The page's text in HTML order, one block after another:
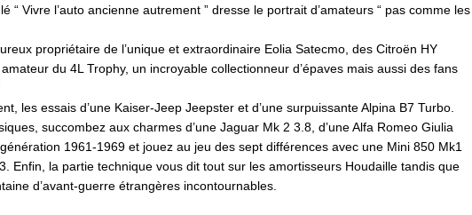
“ Vivre l’auto ancienne autrement ” dresse le portrait d’amateurs “ pas comme les
propriétaire de l’unique et extraordinaire Eolia Satecmo, des Citroën HY
du 4L Trophy, un incroyable collectionneur d’épaves mais aussi des fans
les essais d’une Kaiser-Jeep Jeepster et d’une surpuissante Alpina B7 Turbo.
succombez aux charmes d’une Jaguar Mk 2 3.8, d’une Alfa Romeo Giulia
1961-1969 et jouez au jeu des sept différences avec une Mini 850 Mk1
Enfin, la partie technique vous dit tout sur les amortisseurs Houdaille tandis que
d’avant-guerre étrangères incontournables.